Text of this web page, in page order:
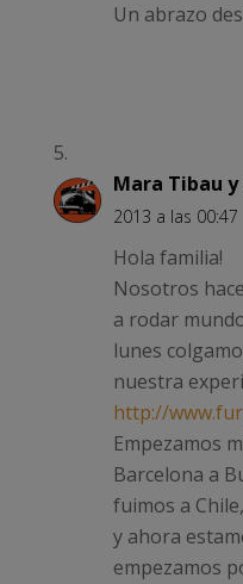
Un abrazo
Mara Tibau
2013 a las 00:47
Hola familia!
Nosotros
a rodar
lunes
nuestra
http://
Empezamos
Barcelona a
fuimos a
y ahora
empezamos